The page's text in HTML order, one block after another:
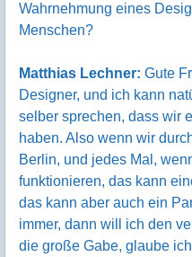
Wahrnehmung eines
Menschen?
Matthias Lechner: Gute
Designer, und ich kann
selber sprechen, dass wir
haben. Also wenn wir
Berlin, und jedes Mal,
funktionieren, das kann
das kann aber auch ein
immer, dann will ich den
die große Gabe, glaube